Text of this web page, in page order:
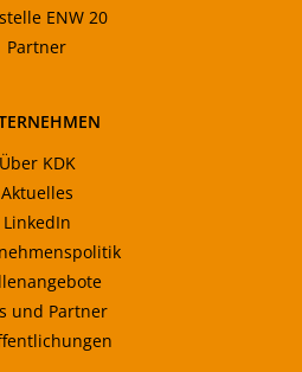
ENW 20
Partner
Über KDK
Aktuelles
LinkedIn
und Partner